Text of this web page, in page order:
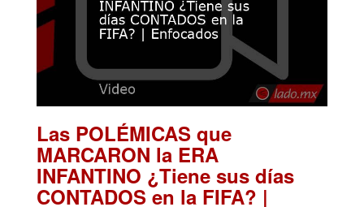
Las POLÉMICAS que
MARCARON la ERA
INFANTINO ¿Tiene sus días
CONTADOS en la FIFA? |